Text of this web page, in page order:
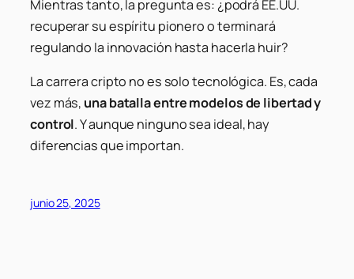
Mientras tanto, la pregunta es: ¿podrá EE.UU.
recuperar su espíritu pionero o terminará
regulando la innovación hasta hacerla huir?
La carrera cripto no es solo tecnológica. Es, cada
vez más, una batalla entre modelos de libertad y
control. Y aunque ninguno sea ideal, hay
diferencias que importan.
junio 25, 2025